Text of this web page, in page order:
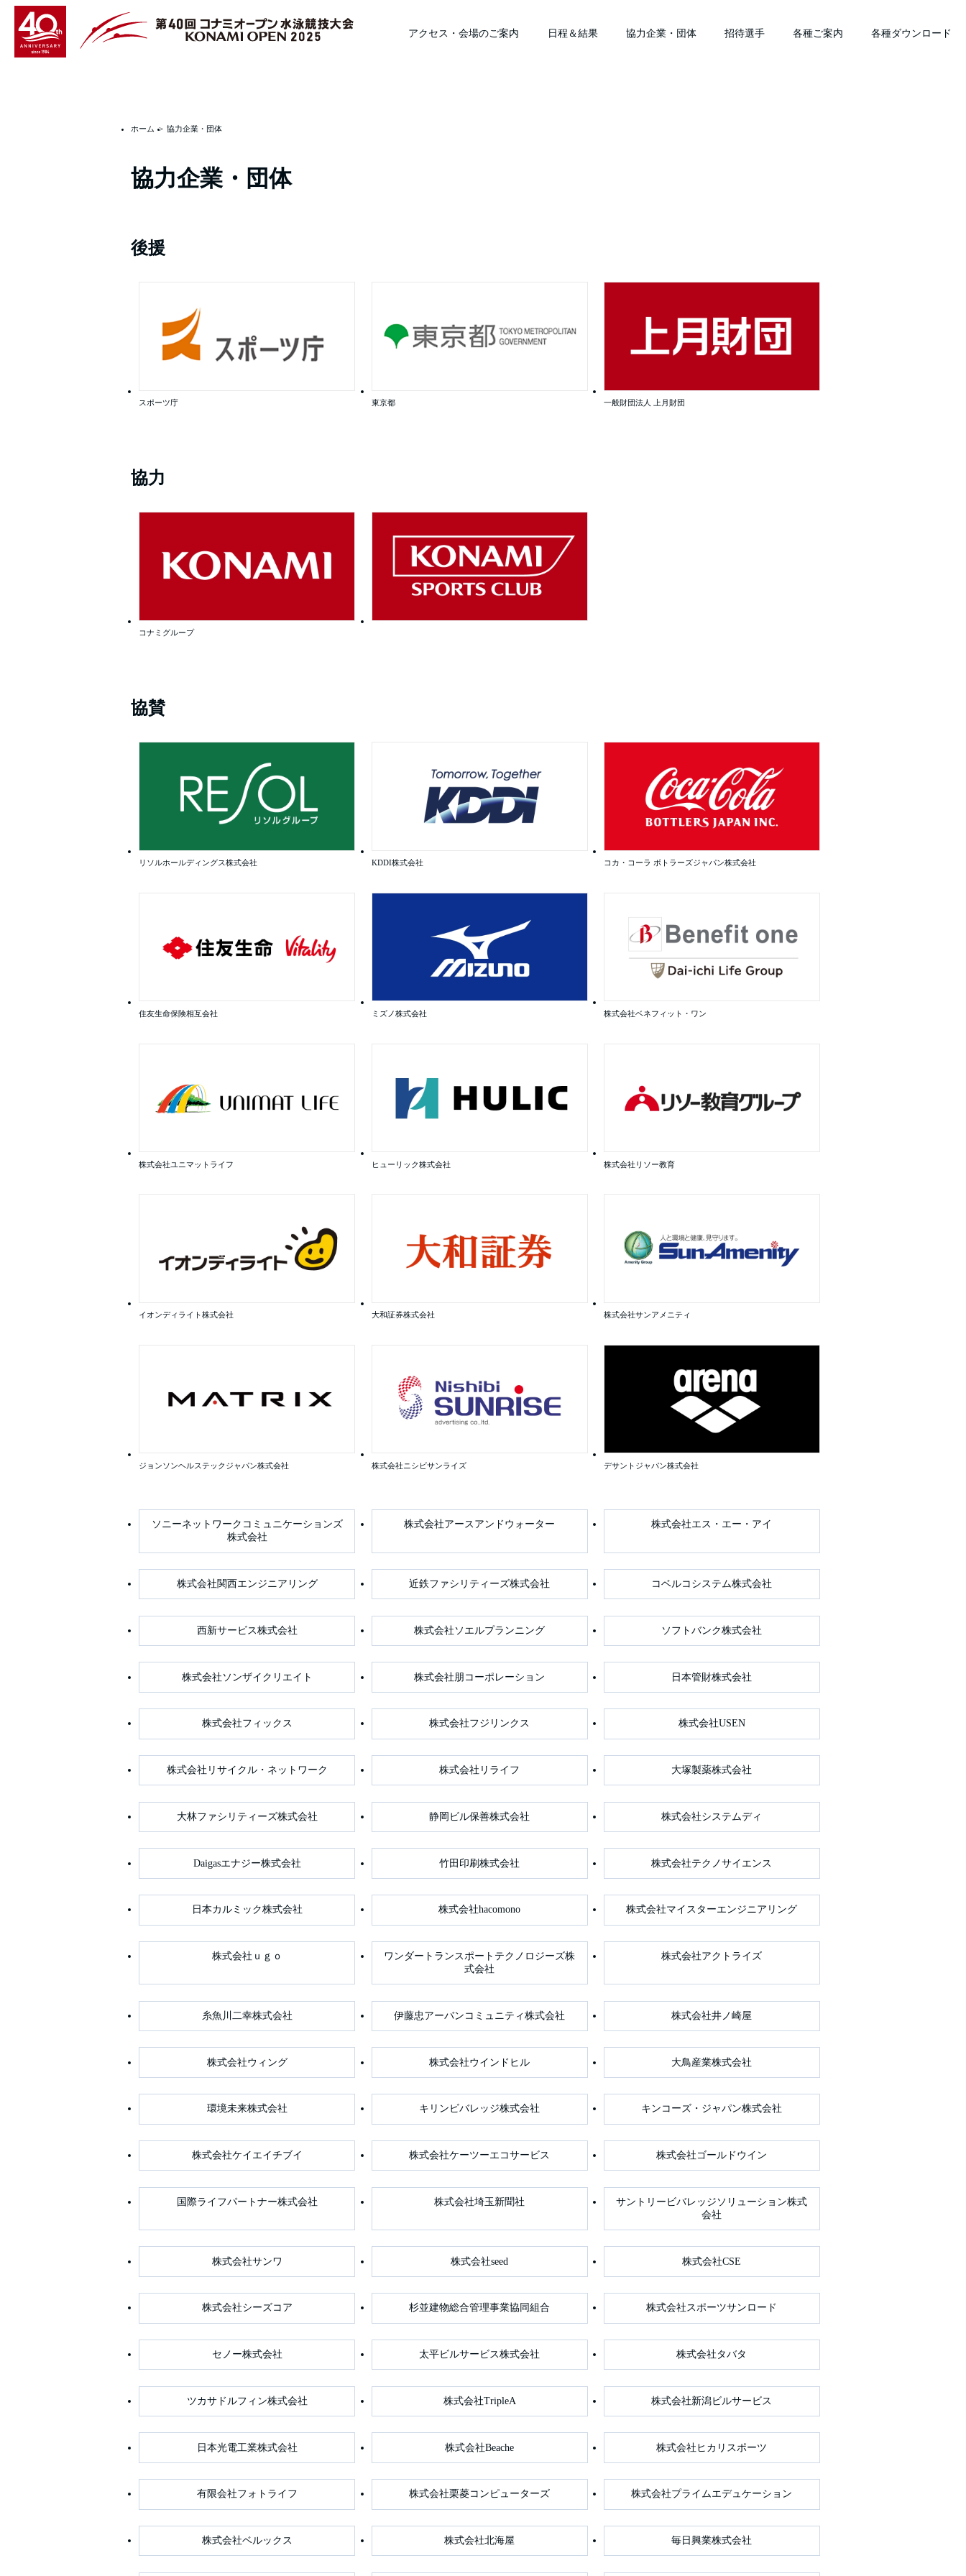
アクセス・会場のご案内 日程＆結果 協力企業・団体 招待選手 各種ご案内 各種ダウンロード
ホーム 協力企業・団体
協力企業・団体
後援
スポーツ庁 東京都 一般財団法人 上月財団
協力
コナミグループ
協賛
リソルホールディングス株式会社 KDDI株式会社 コカ・コーラ ボトラーズジャパン株式会社
住友生命保険相互会社 ミズノ株式会社 株式会社ベネフィット・ワン
株式会社ユニマットライフ ヒューリック株式会社 株式会社リソー教育
イオンディライト株式会社 大和証券株式会社 株式会社サンアメニティ
ジョンソンヘルステックジャパン株式会社 株式会社ニシビサンライズ デサントジャパン株式会社
ソニーネットワークコミュニケーションズ
株式会社
株式会社アースアンドウォーター 株式会社エス・エー・アイ
株式会社関西エンジニアリング 近鉄ファシリティーズ株式会社 コベルコシステム株式会社
西新サービス株式会社 株式会社ソエルプランニング ソフトバンク株式会社
株式会社ソンザイクリエイト 株式会社朋コーポレーション 日本管財株式会社
株式会社フィックス 株式会社フジリンクス 株式会社USEN
株式会社リサイクル・ネットワーク 株式会社リライフ 大塚製薬株式会社
大林ファシリティーズ株式会社 静岡ビル保善株式会社 株式会社システムディ
Daigasエナジー株式会社 竹田印刷株式会社 株式会社テクノサイエンス
日本カルミック株式会社 株式会社hacomono 株式会社マイスターエンジニアリング
株式会社ｕｇｏ
ワンダートランスポートテクノロジーズ株
式会社
株式会社アクトライズ
糸魚川二幸株式会社 伊藤忠アーバンコミュニティ株式会社 株式会社井ノ崎屋
株式会社ウィング 株式会社ウインドヒル 大鳥産業株式会社
環境未来株式会社 キリンビバレッジ株式会社 キンコーズ・ジャパン株式会社
株式会社ケイエイチブイ 株式会社ケーツーエコサービス 株式会社ゴールドウイン
国際ライフパートナー株式会社 株式会社埼玉新聞社
サントリービバレッジソリューション株式
会社
株式会社サンワ 株式会社seed 株式会社CSE
株式会社シーズコア 杉並建物総合管理事業協同組合 株式会社スポーツサンロード
セノー株式会社 太平ビルサービス株式会社 株式会社タバタ
ツカサドルフィン株式会社 株式会社TripleA 株式会社新潟ビルサービス
日本光電工業株式会社 株式会社Beache 株式会社ヒカリスポーツ
有限会社フォトライフ 株式会社栗菱コンピューターズ 株式会社プライムエデュケーション
株式会社ベルックス 株式会社北海屋 毎日興業株式会社